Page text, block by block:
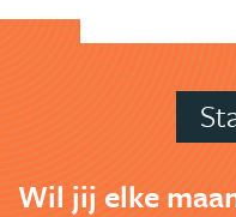
Wil jij elke